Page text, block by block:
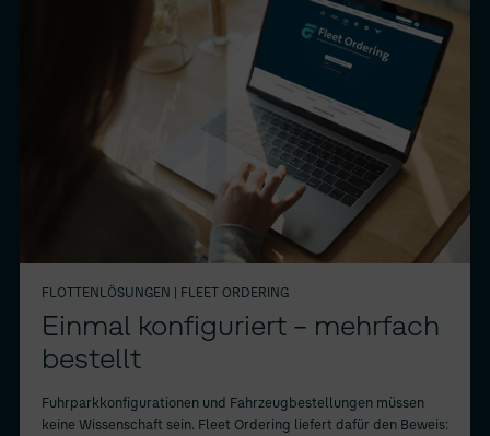
FLOTTENLÖSUNGEN | FLEET ORDERING
Einmal konfiguriert – mehrfach
bestellt
Fuhrparkkonfigurationen und Fahrzeugbestellungen müssen
keine Wissenschaft sein. Fleet Ordering liefert dafür den Beweis: